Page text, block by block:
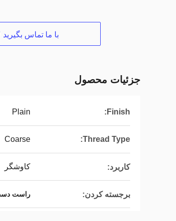
با ما تماس بگیرید
جزئیات محصول
Finish:
Plain
Thread Type:
Coarse
کاربرد: کاوشگر
برجسته کردن: راست